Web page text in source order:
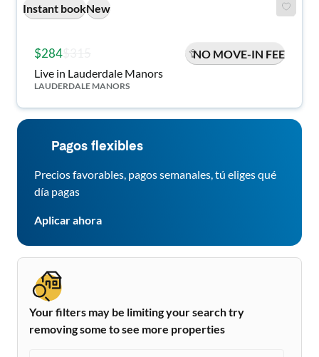
Instant bookNew
$284
NO MOVE-IN FEE
Live in Lauderdale Manors
LAUDERDALE MANORS
Pagos flexibles
Precios favorables, pagos semanales, tú eliges qué
día pagas
Aplicar ahora
Your filters may be limiting your search try
removing some to see more properties